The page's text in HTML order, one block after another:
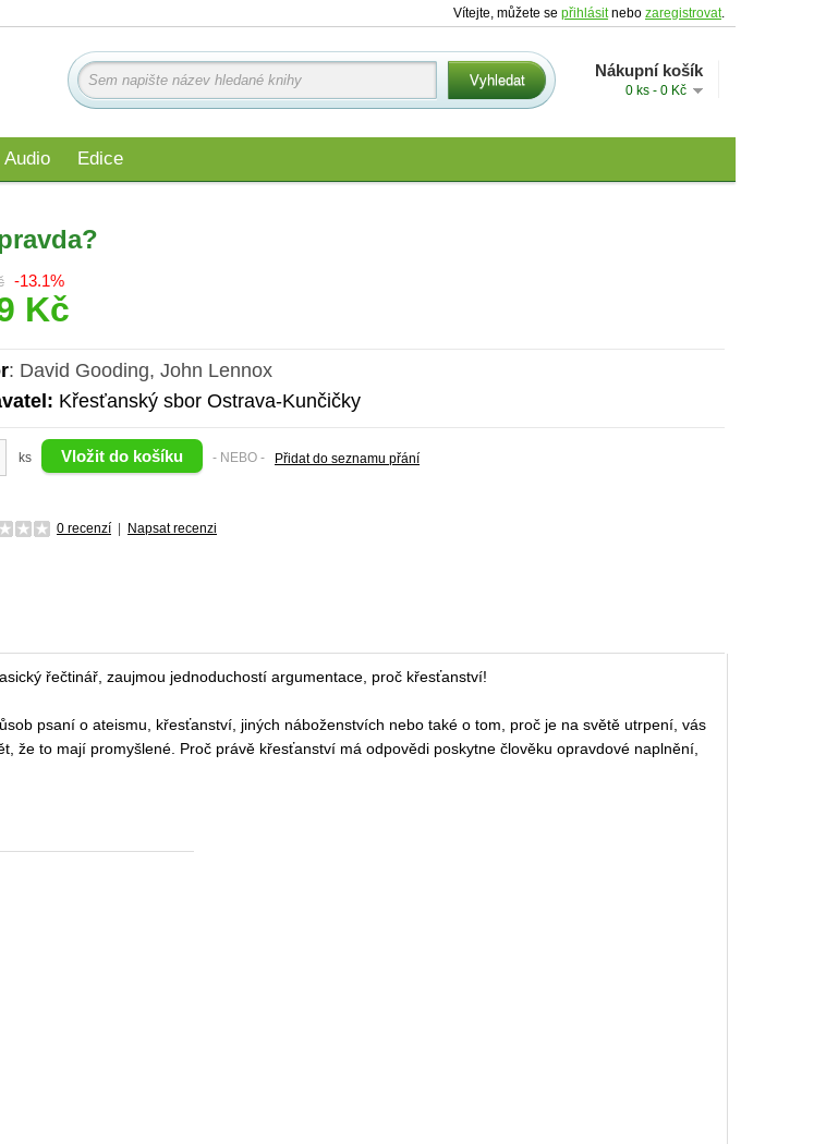
Vítejte, můžete se přihlásitnebo zaregistrovat.
Nákupní košík
0 ks - 0 Kč
Audio Edice
-13.1%
Kč
: David Gooding, John Lennox
Křesťanský sbor Ostrava-Kunčičky
ks - NEBO - Přidat do seznamu přání
0 recenzí Napsat recenzi
řečtinář, zaujmou jednoduchostí argumentace, proč křesťanství!
psaní o ateismu, křesťanství, jiných náboženstvích nebo také o tom, proč je na světě utrpení, vás
že to mají promyšlené. Proč právě křesťanství má odpovědi poskytne člověku opravdové naplnění,